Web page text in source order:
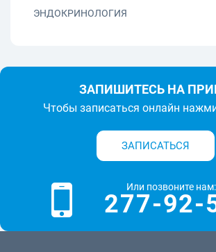
ЭНДОКРИНОЛОГИЯ
ЗАПИШИТЕСЬ НА
Чтобы записаться онлайн
ЗАПИСАТЬСЯ
Или позвоните нам:
277-92-